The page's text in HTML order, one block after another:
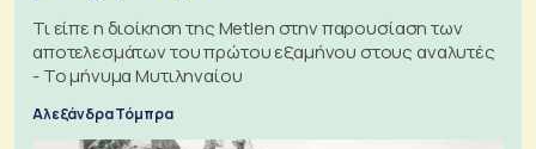
Τι είπε η διοίκηση της Metlen στην παρουσίαση των
αποτελεσμάτων του πρώτου εξαμήνου στους αναλυτές
- Το μήνυμα Μυτιληναίου
Αλεξάνδρα Τόμπρα